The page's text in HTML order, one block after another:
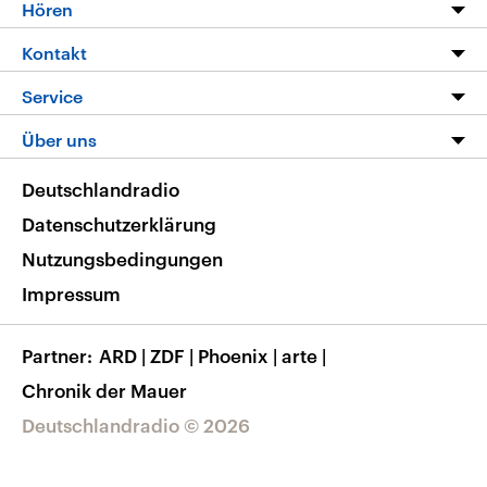
Die Nachrichten
Nachrichtenleicht
Neue Beiträge auf dlf.de
Hören
Livestream
Podcasts
Deutschlandfunk App
Nachrichten App
Frequenzen
Kontakt
Hörerservice
Service
FAQ
Veranstaltungen
Musikliste
RSS
Über uns
Barrierefreiheit
Deutschlandradio © 2026
Deutschlandradio
Datenschutzerklärung
Nutzungsbedingungen
Impressum
Partner ARD | ZDF | Phoenix | arte |
Chronik der Mauer